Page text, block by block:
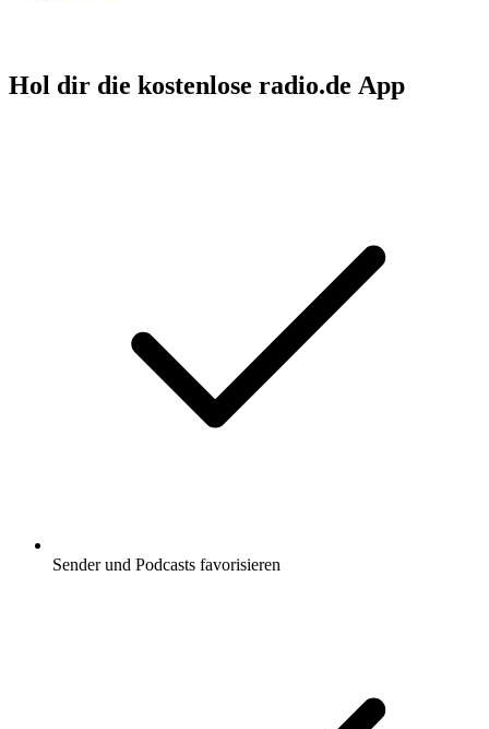
Hol dir die kostenlose radio.de App
Sender und Podcasts favorisieren